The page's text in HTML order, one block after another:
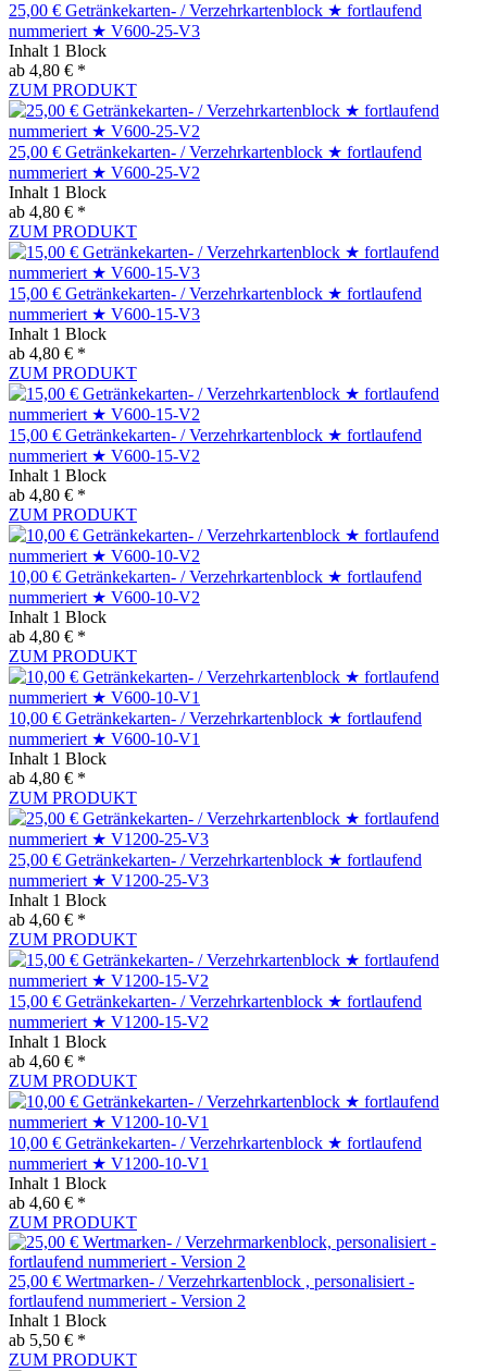
25,00 € Getränkekarten- / Verzehrkartenblock ★ fortlaufend
nummeriert ★ V600-25-V3
Inhalt 1 Block
ab 4,80 € *
ZUM PRODUKT
25,00 € Getränkekarten- / Verzehrkartenblock ★ fortlaufend
nummeriert ★ V600-25-V2
Inhalt 1 Block
ab 4,80 € *
ZUM PRODUKT
15,00 € Getränkekarten- / Verzehrkartenblock ★ fortlaufend
nummeriert ★ V600-15-V3
Inhalt 1 Block
ab 4,80 € *
ZUM PRODUKT
15,00 € Getränkekarten- / Verzehrkartenblock ★ fortlaufend
nummeriert ★ V600-15-V2
Inhalt 1 Block
ab 4,80 € *
ZUM PRODUKT
10,00 € Getränkekarten- / Verzehrkartenblock ★ fortlaufend
nummeriert ★ V600-10-V2
Inhalt 1 Block
ab 4,80 € *
ZUM PRODUKT
10,00 € Getränkekarten- / Verzehrkartenblock ★ fortlaufend
nummeriert ★ V600-10-V1
Inhalt 1 Block
ab 4,80 € *
ZUM PRODUKT
25,00 € Getränkekarten- / Verzehrkartenblock ★ fortlaufend
nummeriert ★ V1200-25-V3
Inhalt 1 Block
ab 4,60 € *
ZUM PRODUKT
15,00 € Getränkekarten- / Verzehrkartenblock ★ fortlaufend
nummeriert ★ V1200-15-V2
Inhalt 1 Block
ab 4,60 € *
ZUM PRODUKT
10,00 € Getränkekarten- / Verzehrkartenblock ★ fortlaufend
nummeriert ★ V1200-10-V1
Inhalt 1 Block
ab 4,60 € *
ZUM PRODUKT
25,00 € Wertmarken- / Verzehrkartenblock , personalisiert -
fortlaufend nummeriert - Version 2
Inhalt 1 Block
ab 5,50 € *
ZUM PRODUKT